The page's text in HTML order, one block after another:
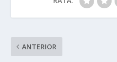
ANTERIOR